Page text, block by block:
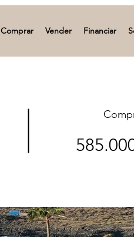
Comprar Vender Financiar